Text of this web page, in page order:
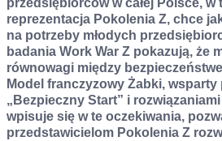
przedsiębiorców w całej Polsce, w
reprezentacja Pokolenia Z, chce
na potrzeby młodych
badania Work War Z pokazują, że
równowagi między
Model franczyzowy Żabki, wsparty
„Bezpieczny Start” i
wpisuje się w te oczekiwania,
przedstawicielom Pokolenia Z